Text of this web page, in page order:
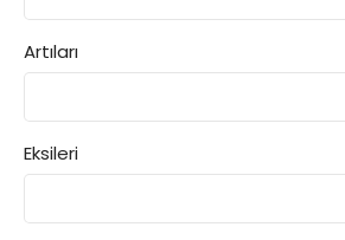
Artıları
Eksileri